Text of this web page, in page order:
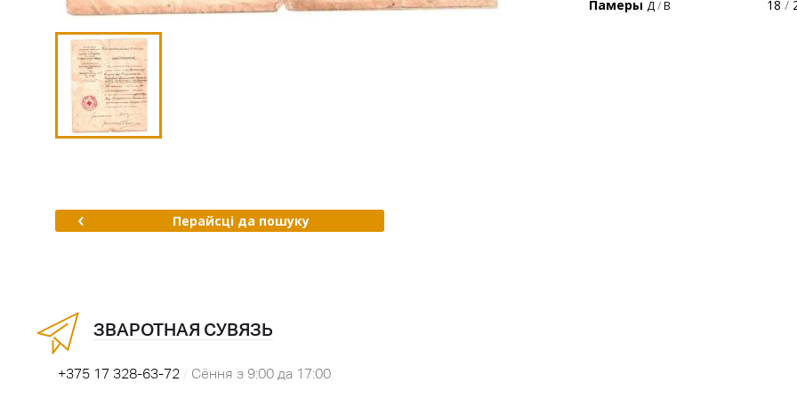
Памеры Д/В 18 /
Перайсці да пошуку
ЗВАРОТНАЯ СУВЯЗЬ
+375 17 328-63-72 / Сёння з 9:00 да 17:00